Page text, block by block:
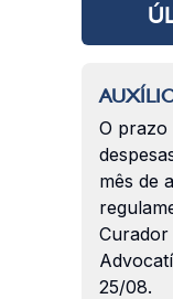
O prazo
mês de
25/08.